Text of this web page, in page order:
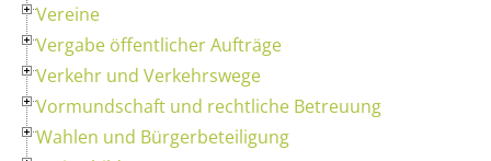
Vereine
Vergabe öffentlicher Aufträge
Verkehr und Verkehrswege
Vormundschaft und rechtliche Betreuung
Wahlen und Bürgerbeteiligung